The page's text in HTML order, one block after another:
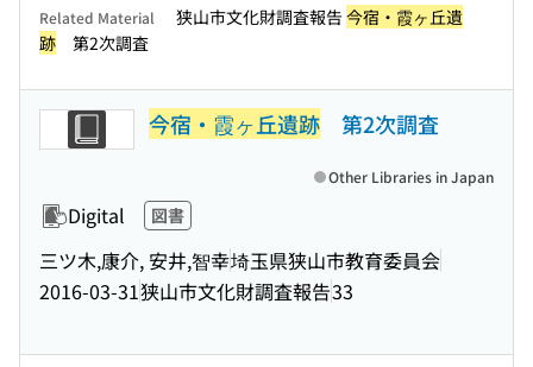
Related Material 狭山市文化財調査報告今宿・霞ヶ丘遺
跡 第2次調査
今宿・霞ヶ丘遺跡 第2次調査
Digital 図書
三ツ木,康介, 安井,智幸埼玉県狭山市教育委員会
2016-03-31狭山市文化財調査報告33
Other Libraries in Japan